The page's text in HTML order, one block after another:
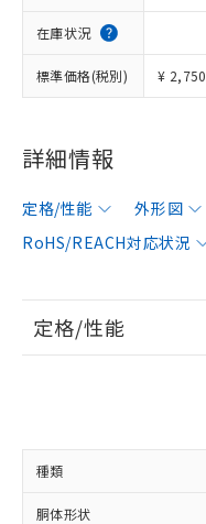
在庫状況
標準価格(税別) ¥ 2,750
詳細情報
定格/性能 外形図
RoHS/REACH対応状況
定格/性能
種類
胴体形状